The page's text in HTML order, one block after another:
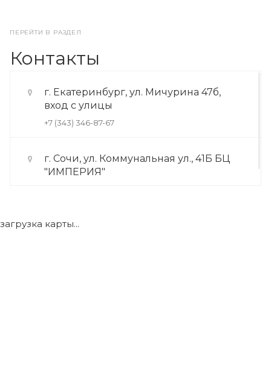
ПЕРЕЙТИ В РАЗДЕЛ
Контакты
г. Екатеринбург, ул. Мичурина 47б,
вход с улицы
+7 (343) 346-87-67
г. Сочи, ул. Коммунальная ул., 41Б БЦ
"ИМПЕРИЯ"
загрузка карты...